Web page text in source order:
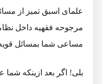
علمای اسبق تمیز از
مرجوحه فقهیه داخل
مساعی شما بمسائل قویه
بلی! اگر بعد ازینکه شما